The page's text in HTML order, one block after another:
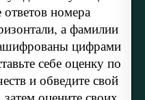
номера
а фамилии
цифрами
себе оценку по
и обведите свой